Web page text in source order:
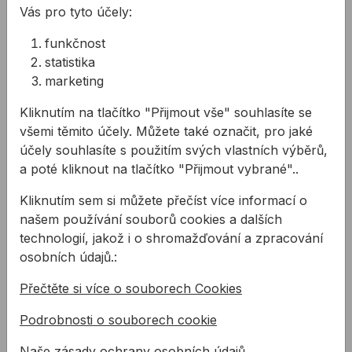
Šroub DIN933 metrický - šestihran Z
Kód: BN04105040
Šroub DIN933 metrický - šestihran Z
n M5x50mm
Kód:
BN04105050
Šroub DIN933 metrický - šestihran Z
n M5x80mm
Kód: BN04105080
410,19 Kč
Šroub DIN933 metrický - šestihran Z
n M6x10mm
Kód:
88,33 Kč
Šroub DIN933 metrický - šestihran Z
Kód: BN04106016
88,33 Kč
Šroub DIN933 metrický - šestihran Z
n M6x20mm
176,66 Kč
Šroub DIN933 metrický - šestihran Z
Kód:
BN04106025
176,66 Kč
n M6x30mm
Vás pro tyto účely:
funkčnost
statistika
marketing
Kliknutím na tlačítko "Přijmout vše" souhlasíte se
všemi těmito účely. Můžete také označit, pro jaké
účely souhlasíte s použitím svých vlastních výběrů,
a poté kliknout na tlačítko "Přijmout vybrané"..
Kliknutím sem si můžete přečíst více informací o
našem používání souborů cookies a dalších
technologií, jakož i o shromažďování a zpracování
osobních údajů.:
Přečtěte si více o souborech Cookies
Podrobnosti o souborech cookie